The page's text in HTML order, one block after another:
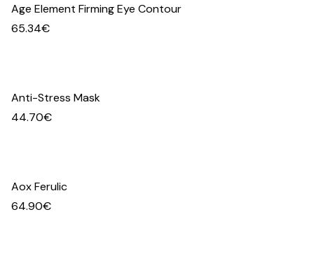
Age Element Firming Eye Contour
65.34€
Anti-Stress Mask
44.70€
Aox Ferulic
64.90€